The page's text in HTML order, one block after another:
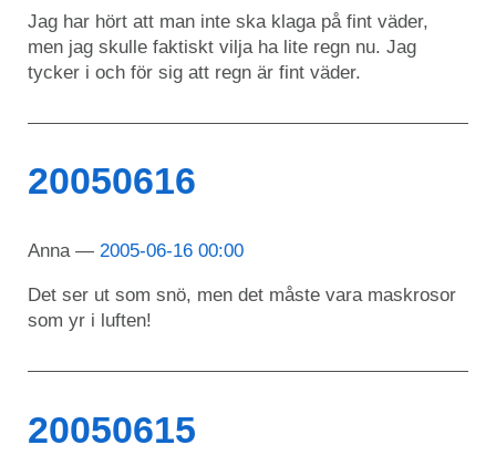
Jag har hört att man inte ska klaga på fint väder,
men jag skulle faktiskt vilja ha lite regn nu. Jag
tycker i och för sig att regn är fint väder.
20050616
Anna 2005-06-16 00:00
Det ser ut som snö, men det måste vara maskrosor
som yr i luften!
20050615